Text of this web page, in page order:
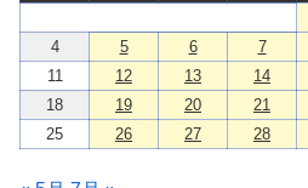
4
5 6 7
11
12 13 14
18
19 20 21
25
26 27 28